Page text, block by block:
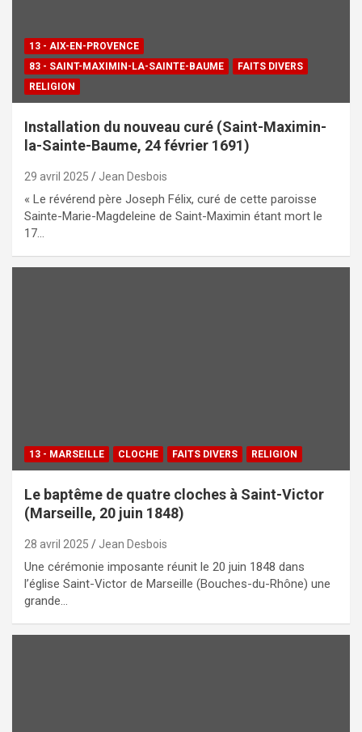
13 - AIX-EN-PROVENCE
83 - SAINT-MAXIMIN-LA-SAINTE-BAUME
FAITS DIVERS
RELIGION
Installation du nouveau curé (Saint-Maximin-
la-Sainte-Baume, 24 février 1691)
29 avril 2025 Jean Desbois
« Le révérend père Joseph Félix, curé de cette paroisse
Sainte-Marie-Magdeleine de Saint-Maximin étant mort le
17…
13 - MARSEILLE CLOCHE FAITS DIVERS RELIGION
Le baptême de quatre cloches à Saint-Victor
(Marseille, 20 juin 1848)
28 avril 2025 Jean Desbois
Une cérémonie imposante réunit le 20 juin 1848 dans
l’église Saint-Victor de Marseille (Bouches-du-Rhône) une
grande…